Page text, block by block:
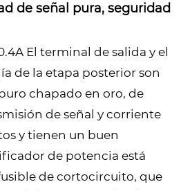
de señal pura, seguridad
El terminal de salida y el
de la etapa posterior son
chapado en oro, de
de señal y corriente
y tienen un buen
de potencia está
de cortocircuito, que